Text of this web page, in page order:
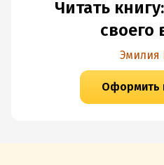
Читать
своего
Эмилия
Оформить